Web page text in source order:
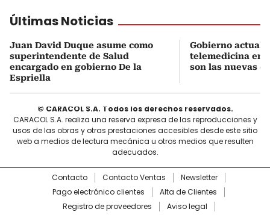
Últimas Noticias
Juan David Duque asume como
superintendente de Salud
encargado en gobierno De la
Espriella
Gobierno
telemedicina en
son las nuevas
© CARACOL S.A. Todos los derechos reservados.
CARACOL S.A. realiza una reserva expresa de las reproducciones y
usos de las obras y otras prestaciones accesibles desde este sitio
web a medios de lectura mecánica u otros medios que resulten
adecuados.
Contacto Contacto Ventas
Newsletter
Pago electrónico clientes
Alta de Clientes
Registro de proveedores
Aviso legal